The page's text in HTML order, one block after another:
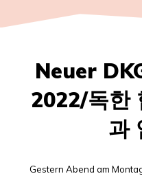
Neuer
2022/독한
과
Gestern Abend am